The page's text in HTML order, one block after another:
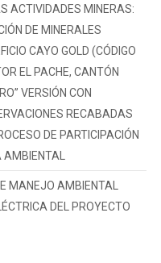
ACTIVIDADES MINERAS:
DE MINERALES
CAYO GOLD (CÓDIGO
EL PACHE, CANTÓN
VERSIÓN CON
RECABADAS
DE PARTICIPACIÓN
MANEJO AMBIENTAL
DEL PROYECTO